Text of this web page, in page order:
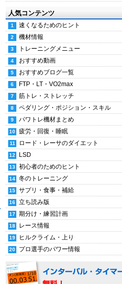
人気コンテンツ
速くなるためのヒント
機材情報
トレーニングメニュー
おすすめ動画
おすすめブログ一覧
FTP・LT・VO2max
筋トレ・ストレッチ
ペダリング・ポジション・スキル
パワトレ機材まとめ
疲労・回復・睡眠
ロード・レーサのダイエット
LSD
初心者のためのヒント
冬のトレーニング
サプリ・食事・補給
立ち読み版
期分け・練習計画
レース情報
ヒルクライム・上り
プロ選手のパワー情報